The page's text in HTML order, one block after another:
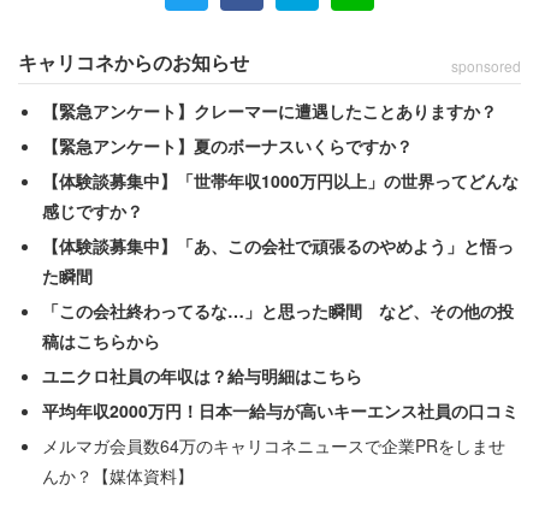
キャリコネからのお知らせ sponsored
【緊急アンケート】クレーマーに遭遇したことありますか？
【緊急アンケート】夏のボーナスいくらですか？
【体験談募集中】「世帯年収1000万円以上」の世界ってどんな
感じですか？
【体験談募集中】「あ、この会社で頑張るのやめよう」と悟っ
た瞬間
「この会社終わってるな…」と思った瞬間 など、その他の投
稿はこちらから
ユニクロ社員の年収は？給与明細はこちら
平均年収2000万円！日本一給与が高いキーエンス社員の口コミ
メルマガ会員数64万のキャリコネニュースで企業PRをしませ
んか？【媒体資料】